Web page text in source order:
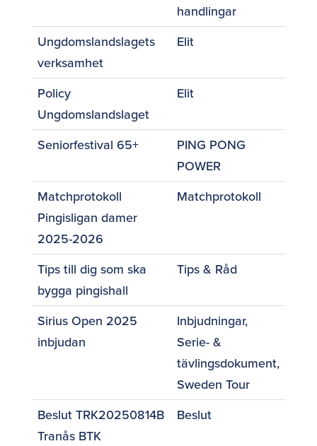
handlingar
Ungdomslandslagets
verksamhet
Elit
Policy
Ungdomslandslaget
Elit
Seniorfestival 65+
PING PONG
POWER
Matchprotokoll
Pingisligan damer
2025-2026
Matchprotokoll
Tips till dig som ska
bygga pingishall
Tips & Råd
Sirius Open 2025
inbjudan
Inbjudningar,
Serie- &
tävlingsdokument,
Sweden Tour
Beslut TRK20250814B
Tranås BTK
Beslut